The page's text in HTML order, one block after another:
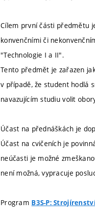
Cílem první části předmětu
konvenčními či
"Technologie I a II".
Tento předmět je zařazen
v případě, že student hodlá
navazujícím studiu volit
Účast na přednáškách je
Účast na cvičeních je
neúčasti je možné
není možná, vypracuje
Program B3S-P: